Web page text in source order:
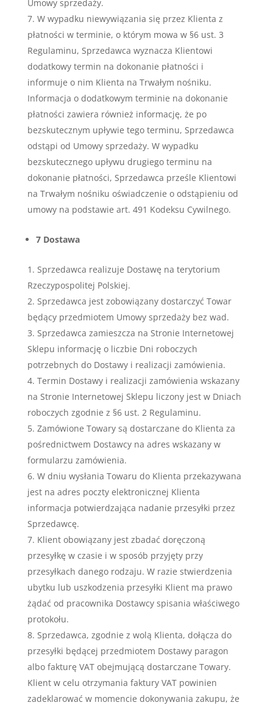
Umowy sprzedaży.
W wypadku niewywiązania się przez Klienta z
płatności w terminie, o którym mowa w §6 ust. 3
Regulaminu, Sprzedawca wyznacza Klientowi
dodatkowy termin na dokonanie płatności i
informuje o nim Klienta na Trwałym nośniku.
Informacja o dodatkowym terminie na dokonanie
płatności zawiera również informację, że po
bezskutecznym upływie tego terminu, Sprzedawca
odstąpi od Umowy sprzedaży. W wypadku
bezskutecznego upływu drugiego terminu na
dokonanie płatności, Sprzedawca prześle Klientowi
na Trwałym nośniku oświadczenie o odstąpieniu od
umowy na podstawie art. 491 Kodeksu Cywilnego.
7 Dostawa
Sprzedawca realizuje Dostawę na terytorium
Rzeczypospolitej Polskiej.
Sprzedawca jest zobowiązany dostarczyć Towar
będący przedmiotem Umowy sprzedaży bez wad.
Sprzedawca zamieszcza na Stronie Internetowej
Sklepu informację o liczbie Dni roboczych
potrzebnych do Dostawy i realizacji zamówienia.
Termin Dostawy i realizacji zamówienia wskazany
na Stronie Internetowej Sklepu liczony jest w Dniach
roboczych zgodnie z §6 ust. 2 Regulaminu.
Zamówione Towary są dostarczane do Klienta za
pośrednictwem Dostawcy na adres wskazany w
formularzu zamówienia.
W dniu wysłania Towaru do Klienta przekazywana
jest na adres poczty elektronicznej Klienta
informacja potwierdzająca nadanie przesyłki przez
Sprzedawcę.
Klient obowiązany jest zbadać doręczoną
przesyłkę w czasie i w sposób przyjęty przy
przesyłkach danego rodzaju. W razie stwierdzenia
ubytku lub uszkodzenia przesyłki Klient ma prawo
żądać od pracownika Dostawcy spisania właściwego
protokołu.
Sprzedawca, zgodnie z wolą Klienta, dołącza do
przesyłki będącej przedmiotem Dostawy paragon
albo fakturę VAT obejmującą dostarczane Towary.
Klient w celu otrzymania faktury VAT powinien
zadeklarować w momencie dokonywania zakupu, że